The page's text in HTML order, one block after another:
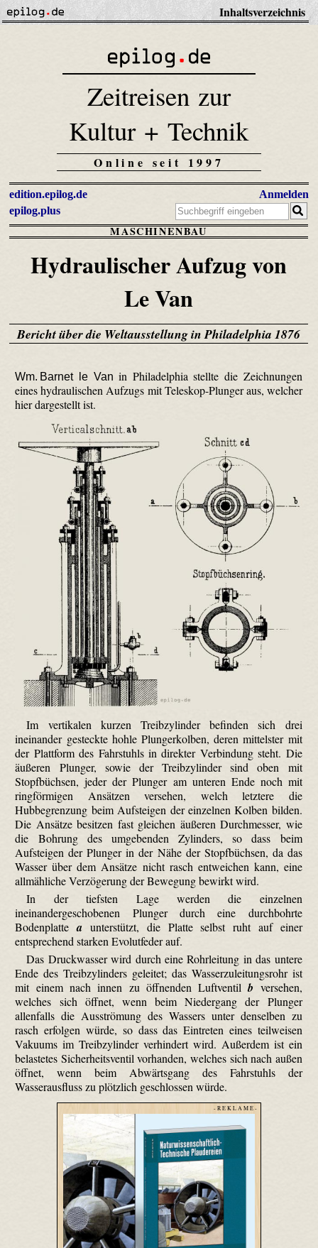
Inhaltsverzeichnis
Zeitreisen zur
Kultur + Technik
Online seit 1997
edition.epilog.de
epilog.plus
Anmelden
MASCHINENBAU
Hydraulischer Aufzug von
Le Van
Bericht über die Weltausstellung in Philadelphia 1876
Wm. Barnet le Van in Philadelphia stellte die Zeichnungen
eines hydraulischen Aufzugs mit Teleskop-Plunger aus, welcher
hier dargestellt ist.
Im vertikalen kurzen Treibzylinder befinden sich drei
ineinander gesteckte hohle Plungerkolben, deren mittelster mit
der Plattform des Fahrstuhls in direkter Verbindung steht. Die
äußeren Plunger, sowie der Treibzylinder sind oben mit
Stopfbüchsen, jeder der Plunger am unteren Ende noch mit
ringförmigen Ansätzen versehen, welch letztere die
Hubbegrenzung beim Aufsteigen der einzelnen Kolben bilden.
Die Ansätze besitzen fast gleichen äußeren Durchmesser, wie
die Bohrung des umgebenden Zylinders, so dass beim
Aufsteigen der Plunger in der Nähe der Stopfbüchsen, da das
Wasser über dem Ansätze nicht rasch entweichen kann, eine
allmähliche Verzögerung der Bewegung bewirkt wird.
In der tiefsten Lage werden die einzelnen
ineinandergeschobenen Plunger durch eine durchbohrte
Bodenplattea unterstützt, die Platte selbst ruht auf einer
entsprechend starken Evolutfeder auf.
Das Druckwasser wird durch eine Rohrleitung in das untere
Ende des Treibzylinders geleitet; das Wasserzuleitungsrohr ist
mit einem nach innen zu öffnenden Luftventilb versehen,
welches sich öffnet, wenn beim Niedergang der Plunger
allenfalls die Ausströmung des Wassers unter denselben zu
rasch erfolgen würde, so dass das Eintreten eines teilweisen
Vakuums im Treibzylinder verhindert wird. Außerdem ist ein
belastetes Sicherheitsventil vorhanden, welches sich nach außen
öffnet, wenn beim Abwärtsgang des Fahrstuhls der
Wasserausfluss zu plötzlich geschlossen würde.
- R E K L A M E -